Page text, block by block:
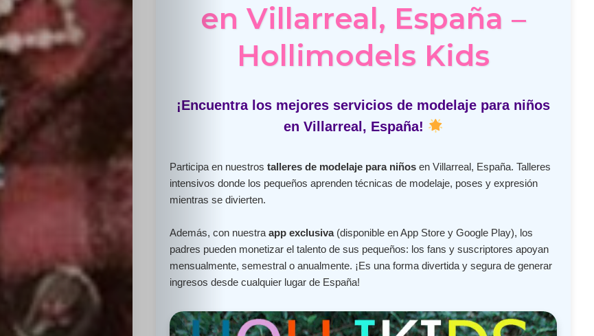
en Villarreal, España –
Hollimodels Kids
¡Encuentra los mejores servicios de modelaje para niños
en Villarreal, España!
Participa en nuestros talleres de modelaje para niñosen Villarreal, España. Talleres
intensivos donde los pequeños aprenden técnicas de modelaje, poses y expresión
mientras se divierten.
Además, con nuestra app exclusiva(disponible en App Store y Google Play), los
padres pueden monetizar el talento de sus pequeños: los fans y suscriptores apoyan
mensualmente, semestral o anualmente. ¡Es una forma divertida y segura de generar
ingresos desde cualquier lugar de España!